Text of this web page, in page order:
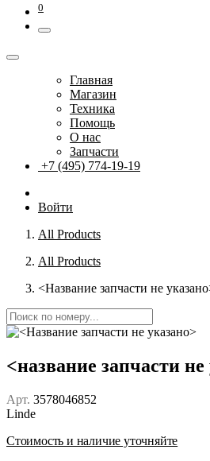
0
Главная
Магазин
Техника
Помощь
О нас
Запчасти
+7 (495) 774-19-19
Войти
All Products
All Products
<Название запчасти не
<название запчасти не
Арт. 3578046852
Linde
Стоимость и наличие уточняйте